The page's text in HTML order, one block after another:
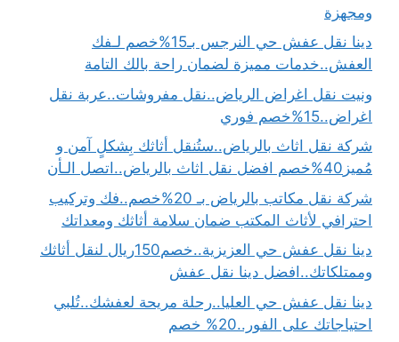
ومجهزة
دينا نقل عفش حي النرجس بـ15%خصم لـفك
العفش..خدمات مميزة لضمان راحة بالك التامة
ونيت نقل اغراض الرياض..نقل مفروشات..عربة نقل
اغراض..15%خصم فوري
شركة نقل اثاث بالرياض..ستُنقل أثاثك بِشكلٍ آمن و
مُميز40%خصم افضل نقل اثاث بالرياض..اتصل الـأن
شركة نقل مكاتب بالرياض بـ 20%خصم..فك وتركيب
احترافي لأثاث المكتب ضمان سلامة أثاثك ومعداتك
دينا نقل عفش حي العزيزية..خصم150ريال لنقل أثاثك
وممتلكاتك..افضل دينا نقل عفش
دينا نقل عفش حي العليا..رحلة مريحة لعفشك..تُلبي
احتياجاتك على الفور..20% خصم